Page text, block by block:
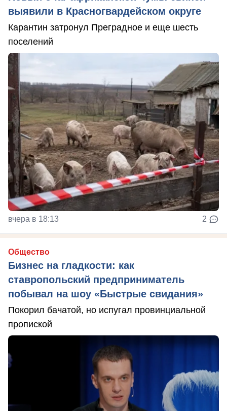
выявили в Красногвардейском округе
Карантин затронул Преградное и еще шесть
поселений
вчера в 18:13 2
Общество
Бизнес на гладкости: как
ставропольский предприниматель
побывал на шоу «Быстрые свидания»
Покорил бачатой, но испугал провинциальной
пропиской